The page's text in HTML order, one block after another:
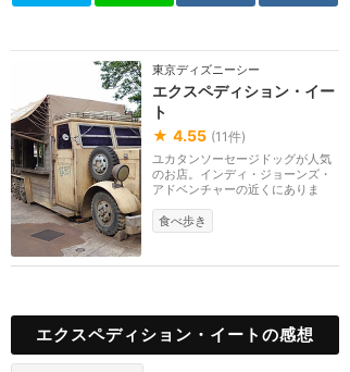
東京ディズニーシー
エクスペディション・イー
ト
★ 4.55 (11件)
ユカタンソーセージドッグが人気
のお店。インディ・ジョーンズ・
アドベンチャーの近くにありま
食べ歩き
エクスペディション・イートの感想